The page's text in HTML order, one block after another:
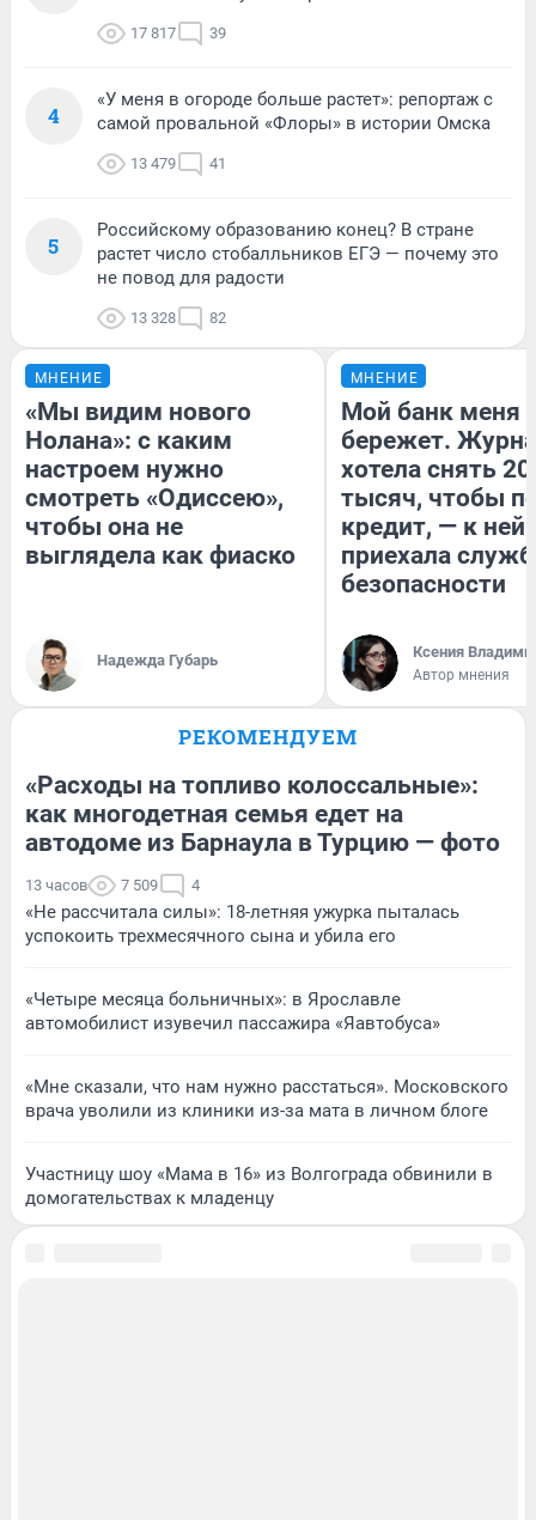
17 817 39
4
«У меня в огороде больше растет»: репортаж с
самой провальной «Флоры» в истории Омска
13 479 41
5
Российскому образованию конец? В стране
растет число стобалльников ЕГЭ — почему это
не повод для радости
13 328 82
МНЕНИЕ
«Мы видим нового
Нолана»: с каким
настроем нужно
смотреть «Одиссею»,
чтобы она не
выглядела как фиаско
Надежда Губарь
МНЕНИЕ
Мой банк меня
бережет.
хотела снять
тысяч, чтобы
кредит, — к
приехала
безопасности
Ксения
Автор мнения
РЕКОМЕНДУЕМ
«Расходы на топливо колоссальные»:
как многодетная семья едет на
автодоме из Барнаула в Турцию — фото
13 часов 7 509 4
«Не рассчитала силы»: 18-летняя ужурка пыталась
успокоить трехмесячного сына и убила его
«Четыре месяца больничных»: в Ярославле
автомобилист изувечил пассажира «Яавтобуса»
«Мне сказали, что нам нужно расстаться». Московского
врача уволили из клиники из-за мата в личном блоге
Участницу шоу «Мама в 16» из Волгограда обвинили в
домогательствах к младенцу